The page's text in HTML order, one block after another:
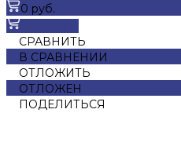
0 руб.
СРАВНИТЬ
В СРАВНЕНИИ
ОТЛОЖИТЬ
ОТЛОЖЕН
ПОДЕЛИТЬСЯ